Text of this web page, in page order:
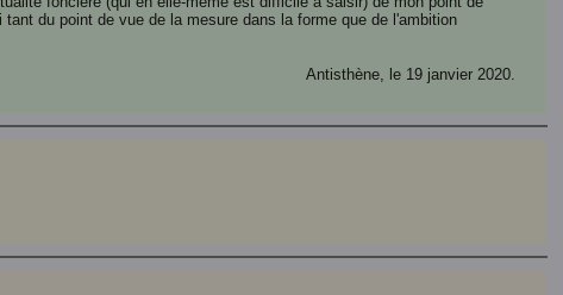
du point de vue de la mesure dans la forme que de l'ambition
Antisthène, le 19 janvier 2020.